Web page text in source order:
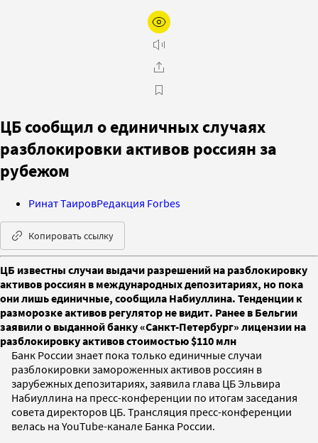
ЦБ сообщил о единичных случаях
разблокировки активов россиян за
рубежом
Ринат ТаировРедакция Forbes
Копировать ссылку
ЦБ известны случаи выдачи разрешений на разблокировку
активов россиян в международных депозитариях, но пока
они лишь единичные, сообщила Набиуллина. Тенденции к
разморозке активов регулятор не видит. Ранее в Бельгии
заявили о выданной банку «Санкт-Петербург» лицензии на
разблокировку активов стоимостью $110 млн
Банк России знает пока только единичные случаи
разблокировки замороженных активов россиян в
зарубежных депозитариях, заявила глава ЦБ Эльвира
Набиуллина на пресс-конференции по итогам заседания
совета директоров ЦБ. Трансляция пресс-конференции
велась на YouTube-канале Банка России.